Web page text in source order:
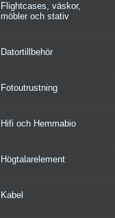
Flightcases, väskor,
möbler och stativ
Datortillbehör
Fotoutrustning
Hifi och Hemmabio
Högtalarelement
Kabel